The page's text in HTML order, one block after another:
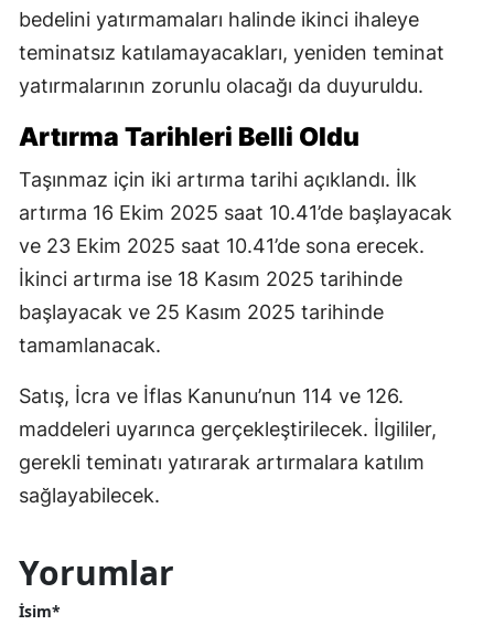
bedelini yatırmamaları halinde ikinci ihaleye
teminatsız katılamayacakları, yeniden teminat
yatırmalarının zorunlu olacağı da duyuruldu.
Artırma Tarihleri Belli Oldu
Taşınmaz için iki artırma tarihi açıklandı. İlk
artırma 16 Ekim 2025 saat 10.41’de başlayacak
ve 23 Ekim 2025 saat 10.41’de sona erecek.
İkinci artırma ise 18 Kasım 2025 tarihinde
başlayacak ve 25 Kasım 2025 tarihinde
tamamlanacak.
Satış, İcra ve İflas Kanunu’nun 114 ve 126.
maddeleri uyarınca gerçekleştirilecek. İlgililer,
gerekli teminatı yatırarak artırmalara katılım
sağlayabilecek.
Yorumlar
İsim*